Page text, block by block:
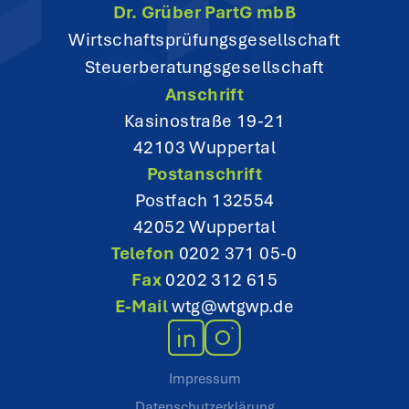
Dr. Grüber PartG mbB
Wirtschaftsprüfungsgesellschaft
Steuerberatungsgesellschaft
Anschrift
Kasinostraße 19-21
42103 Wuppertal
Postanschrift
Postfach 132554
42052 Wuppertal
Telefon 0202 371 05-0
Fax 0202 312 615
E-Mailwtg@wtgwp.de
Impressum